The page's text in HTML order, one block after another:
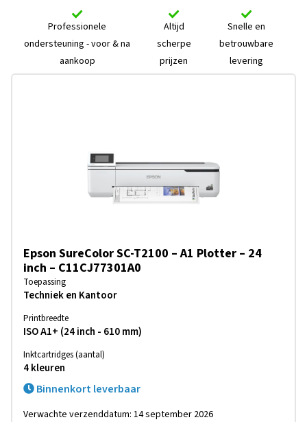
Professionele
ondersteuning - voor & na
aankoop
Altijd
scherpe
prijzen
Snelle en
betrouwbare
levering
Epson SureColor SC-T2100 – A1 Plotter – 24
inch – C11CJ77301A0
Toepassing
Techniek en Kantoor
Printbreedte
ISO A1+ (24 inch - 610 mm)
Inktcartridges (aantal)
4 kleuren
Binnenkort leverbaar
Verwachte verzenddatum: 14 september 2026